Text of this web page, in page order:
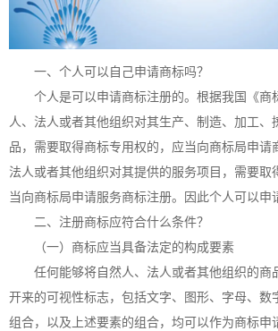
一、个人可以自己申请商标吗？
个人是可以申请商标注册的。根据我国《商
人、法人或者其他组织对其生产、制造、加工、
品，需要取得商标专用权的，应当向商标局申请
法人或者其他组织对其提供的服务项目，需要取
当向商标局申请服务商标注册。因此个人可以申
二、注册商标应符合什么条件？
（一）商标应当具备法定的构成要素
任何能够将自然人、法人或者其他组织的商
开来的可视性标志，包括文字、图形、字母、数
组合，以及上述要素的组合，均可以作为商标申